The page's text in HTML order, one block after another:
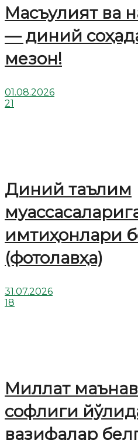
Масъулият ва
— диний
мезон!
01.08.2026
21
Диний таълим
имтиҳонлари
(фотолавҳа)
31.07.2026
18
Миллат
софлиги
вазифалар